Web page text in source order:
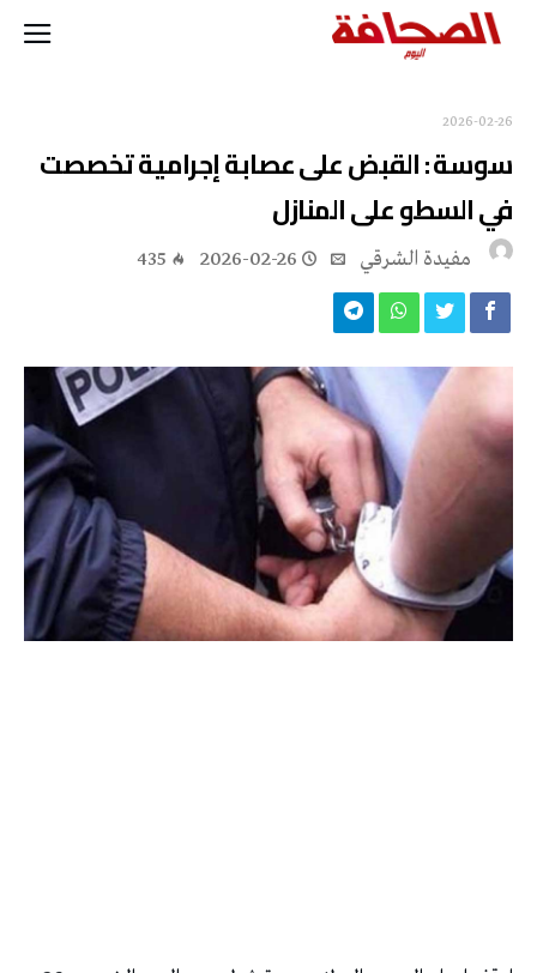
2026-02-26
سوسة : القبض على عصابة إجرامية تخصصت
في السطو على المنازل
مفيدة الشرقي 2026-02-26
435